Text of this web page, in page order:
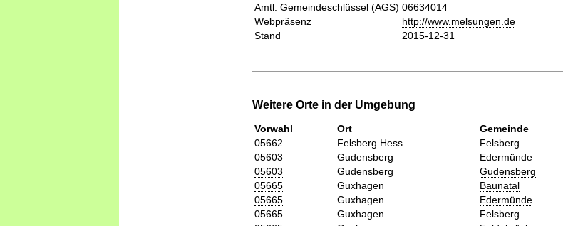
Amtl. Gemeindeschlüssel (AGS) 06634014
Webpräsenz
http://www.melsungen.de
Stand
2015-12-31
Weitere Orte in der Umgebung
Vorwahl Ort
Gemeinde
05662
Felsberg Hess
Felsberg
05603
Gudensberg
Edermünde
05603
Gudensberg
Gudensberg
05665
Guxhagen
Baunatal
05665
Guxhagen
Edermünde
05665
Guxhagen
Felsberg